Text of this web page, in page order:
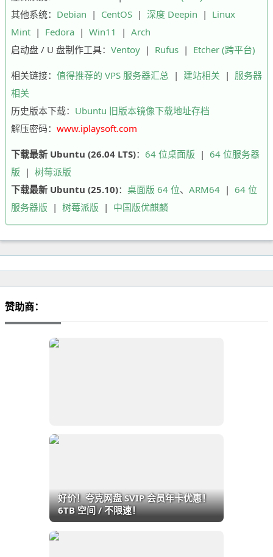
其他系统： Debian | CentOS | 深度 Deepin | Linux
Mint | Fedora | Win11 | Arch
启动盘 / U 盘制作工具： Ventoy | Rufus | Etcher (跨平台)
相关链接： 值得推荐的 VPS 服务器汇总 | 建站相关 | 服务器
相关
历史版本下载： Ubuntu 旧版本镜像下载地址存档
解压密码： www.iplaysoft.com
下载最新 Ubuntu (26.04 LTS)： 64 位桌面版 | 64 位服务器
版 | 树莓派版
下载最新 Ubuntu (25.10)： 桌面版 64 位、 ARM64 | 64 位
服务器版 | 树莓派版 | 中国版优麒麟
赞助商：
好价！夸克网盘 SVIP 会员年卡优惠！
6TB 空间 / 不限速！